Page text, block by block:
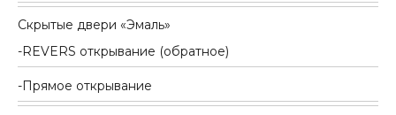
Скрытые двери «Эмаль»
REVERS открывание (обратное)
Прямое открывание